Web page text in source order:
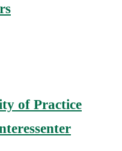
of Practice